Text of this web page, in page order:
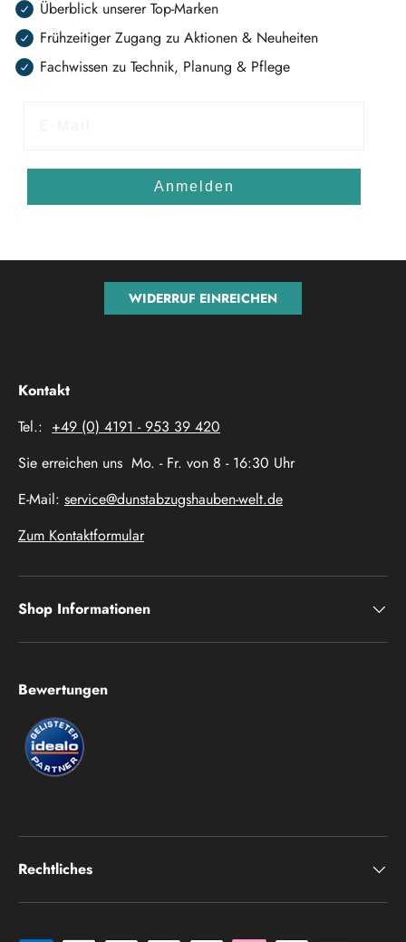
Überblick unserer Top-Marken
Frühzeitiger Zugang zu Aktionen & Neuheiten
Fachwissen zu Technik, Planung & Pflege
Anmelden
WIDERRUF EINREICHEN
Kontakt
Tel.: +49 (0) 4191 - 953 39 420
Sie erreichen uns Mo. - Fr. von 8 - 16:30 Uhr
E-Mail: service@dunstabzugshauben-welt.de
Zum Kontaktformular
Shop Informationen
Bewertungen
Rechtliches